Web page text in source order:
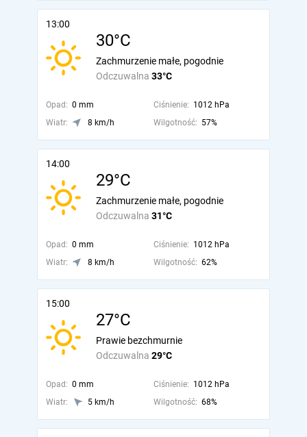
13:00
30°C
Odczuwalna 33°C
Zachmurzenie małe, pogodnie
Opad: 0 mm Ciśnienie: 1012 hPa
Wiatr:
8 km/h Wilgotność: 57%
14:00
29°C
Odczuwalna 31°C
Zachmurzenie małe, pogodnie
Opad: 0 mm Ciśnienie: 1012 hPa
Wiatr:
8 km/h Wilgotność: 62%
15:00
27°C
Odczuwalna 29°C
Prawie bezchmurnie
Opad: 0 mm Ciśnienie: 1012 hPa
Wiatr:
5 km/h Wilgotność: 68%